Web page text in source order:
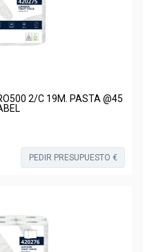
2/C 19M. PASTA @45
PEDIR PRESUPUESTO €